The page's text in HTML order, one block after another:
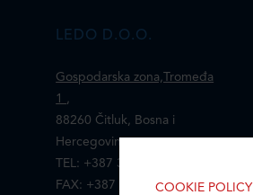
LEDO D.O.O.
Gospodarska zona,Tromeđa
1 ,
88260 Čitluk, Bosna i
Hercegovina
TEL: +387 36 653 120
FAX: +387 36 650 210COOKIE POLICY